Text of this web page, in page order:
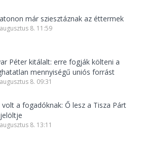
már sziesztáznak az éttermek
8. 11:59
Péter kitálalt: erre fogják költeni a
mennyiségű uniós forrást
8. 09:31
volt a fogadóknak: Ő lesz a Tisza Párt
8. 13:11